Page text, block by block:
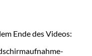
Ende des Videos: